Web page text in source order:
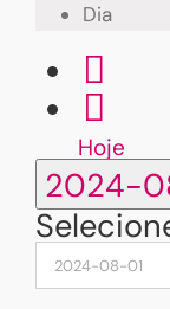
Dia
Hoje
2024-